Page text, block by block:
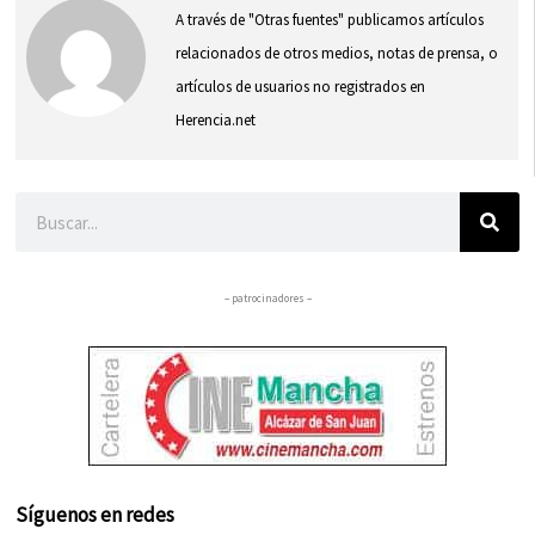
A través de "Otras fuentes" publicamos artículos
relacionados de otros medios, notas de prensa, o
artículos de usuarios no registrados en
Herencia.net
– patrocinadores –
Síguenos en redes